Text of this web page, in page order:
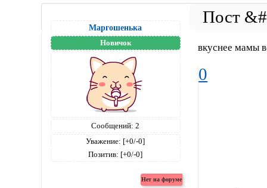
Маргошенька
Новичок
Сообщений: 2
Уважение: [+0/-0]
Позитив: [+0/-0]
вкуснее мамы
0